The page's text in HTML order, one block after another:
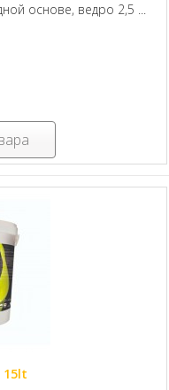
основе, ведро 2,5 ...
15lt